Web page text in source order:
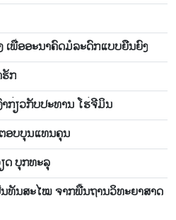
ເພື່ອອະນາຄົດມໍລະດົກແບບຍືນຍົງ
ກ
ກ່ຽວກັບປະທານ ໂຮ່ຈີມິນ
ອບບຸນແທນຄຸນ
ດ ບຸກ​ທະ​ລຸ
ທັນ​ສະ​ໄໝ ຈາກ​ພື້ນ​ຖານ​ວິ​ທະ​ຍາ​ສາດ​